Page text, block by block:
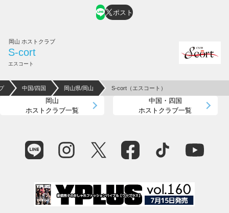
ポスト
岡山 ホストクラブ
S-cort
エスコート
中国/四国 岡山県/岡山 S-cort（エスコート）
岡山
ホストクラブ一覧
中国・四国
ホストクラブ一覧